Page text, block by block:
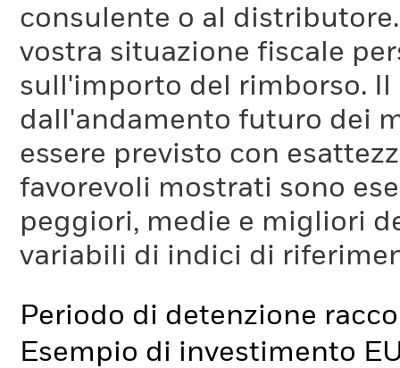
consulente o al
vostra situazione fiscale
sull'importo del rimborso.
dall'andamento futuro dei
essere previsto con
favorevoli mostrati sono
peggiori, medie e migliori
variabili di indici di
Periodo di detenzione
Esempio di investimento